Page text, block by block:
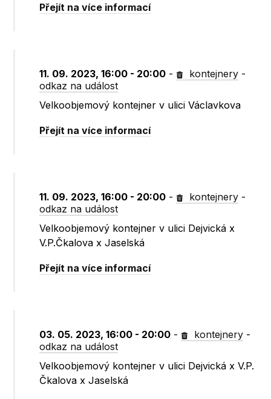
Přejít na více informací
11. 09. 2023, 16:00 - 20:00 - kontejnery -
odkaz na událost
Velkoobjemový kontejner v ulici Václavkova
Přejít na více informací
11. 09. 2023, 16:00 - 20:00 - kontejnery -
odkaz na událost
Velkoobjemový kontejner v ulici Dejvická x
V.P.Čkalova x Jaselská
Přejít na více informací
03. 05. 2023, 16:00 - 20:00 - kontejnery -
odkaz na událost
Velkoobjemový kontejner v ulici Dejvická x V.P.
Čkalova x Jaselská